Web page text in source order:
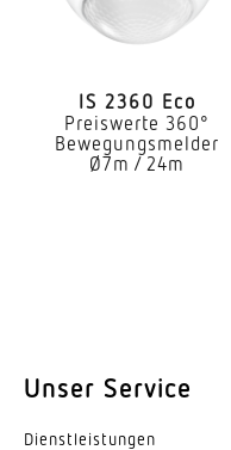
Montageort
Montageart
Aufputz
Montagehöhe max
4,00 m
IS 2360 Eco
Preiswerte 360°
Bewegungsmelder
Ø7m / 24m
Unser Service
Dienst­leis­tungen